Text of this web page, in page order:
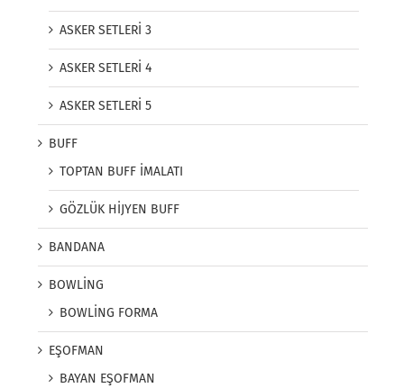
ASKER SETLERİ 3
ASKER SETLERİ 4
ASKER SETLERİ 5
BUFF
TOPTAN BUFF İMALATI
GÖZLÜK HİJYEN BUFF
BANDANA
BOWLİNG
BOWLİNG FORMA
EŞOFMAN
BAYAN EŞOFMAN